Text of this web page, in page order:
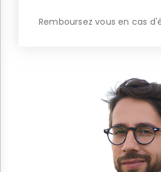
Remboursez vous en cas